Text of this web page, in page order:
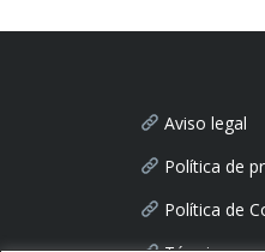
Aviso legal
Política de
Política de